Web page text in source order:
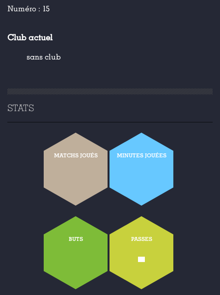
Numéro : 15
Club actuel
sans club
STATS
MATCHS JOUÉS MINUTES JOUÉES
BUTS PASSES
-